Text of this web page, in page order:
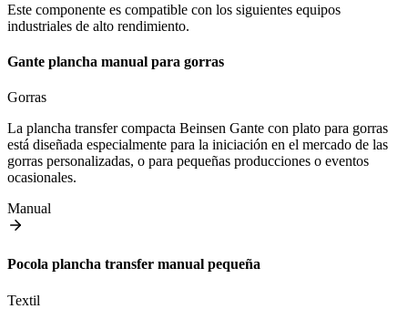
Este componente es compatible con los siguientes equipos
industriales de alto rendimiento.
Gante plancha manual para gorras
Gorras
La plancha transfer compacta Beinsen Gante con plato para gorras
está diseñada especialmente para la iniciación en el mercado de las
gorras personalizadas, o para pequeñas producciones o eventos
ocasionales.
Manual
Pocola plancha transfer manual pequeña
Textil